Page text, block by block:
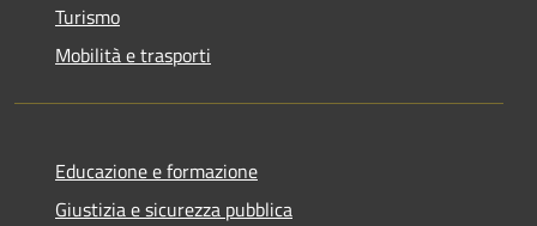
Turismo
Mobilità e trasporti
Educazione e formazione
Giustizia e sicurezza pubblica